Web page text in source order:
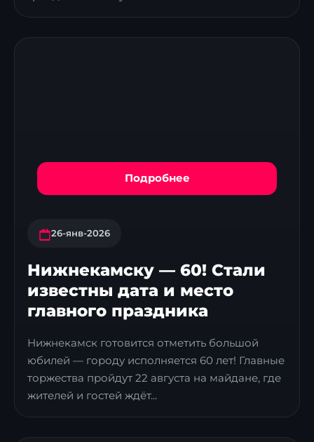
Подробнее
26-янв-2026
Нижнекамску — 60! Стали
известны дата и место
главного праздника
Нижнекамск готовится отметить большой
юбилей — городу исполняется 60 лет! Главные
торжества пройдут 22 августа на майдане, где
жителей и гостей ждёт...